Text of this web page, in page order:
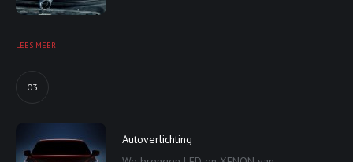
LEES MEER
03
Autoverlichting